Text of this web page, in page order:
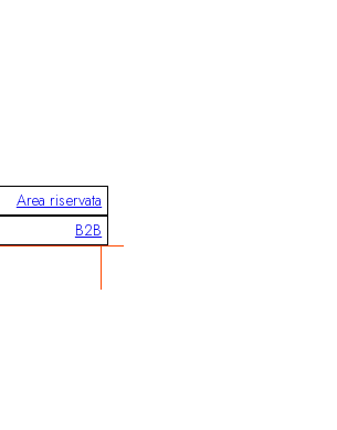
Area riservata
B2B